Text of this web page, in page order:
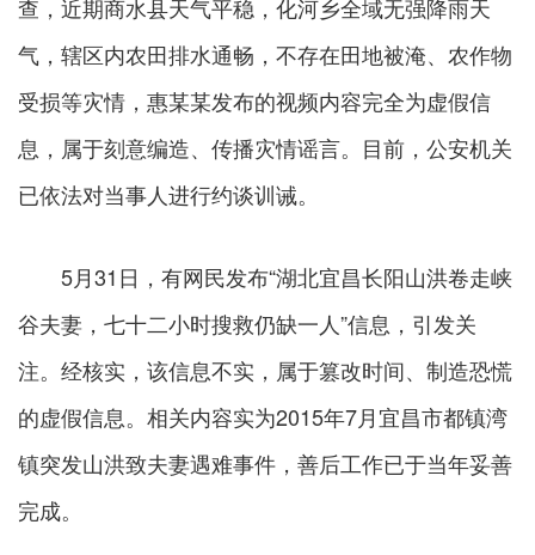
查，近期商水县天气平稳，化河乡全域无强降雨天
气，辖区内农田排水通畅，不存在田地被淹、农作物
受损等灾情，惠某某发布的视频内容完全为虚假信
息，属于刻意编造、传播灾情谣言。目前，公安机关
已依法对当事人进行约谈训诫。
5月31日，有网民发布“湖北宜昌长阳山洪卷走峡
谷夫妻，七十二小时搜救仍缺一人”信息，引发关
注。经核实，该信息不实，属于篡改时间、制造恐慌
的虚假信息。相关内容实为2015年7月宜昌市都镇湾
镇突发山洪致夫妻遇难事件，善后工作已于当年妥善
完成。